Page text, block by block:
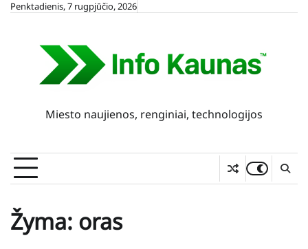
SkipPenktadienis, 7 rugpjūčio, 2026
Miesto naujienos, renginiai, technologijos
Žyma: oras